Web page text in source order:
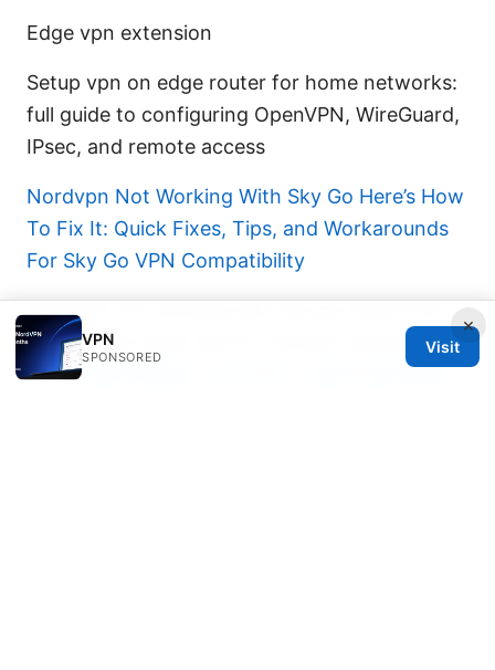
Edge vpn extension
Setup vpn on edge router for home networks:
full guide to configuring OpenVPN, WireGuard,
IPsec, and remote access
Nordvpn Not Working With Sky Go Here’s How
To Fix It: Quick Fixes, Tips, and Workarounds
For Sky Go VPN Compatibility
Nordvpn not working with sky go heres how
to fix it and other tips for smooth streaming
Missav跳转免翻墙：VPN对比、选择与使用全指
×
VPN
SPONSORED
Visit